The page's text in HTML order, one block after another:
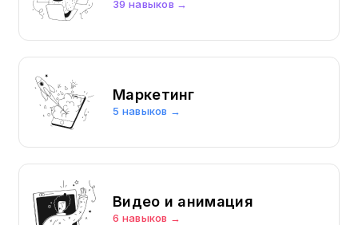
39 навыков →
Маркетинг
5 навыков →
Видео и анимация
6 навыков →